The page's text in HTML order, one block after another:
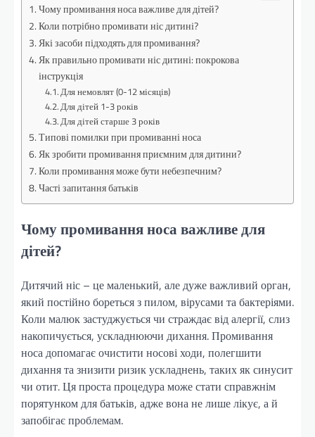
Чому промивання носа важливе для дітей?
Коли потрібно промивати ніс дитині?
Які засоби підходять для промивання?
Як правильно промивати ніс дитині: покрокова
інструкція
Для немовлят (0-12 місяців)
Для дітей 1-3 років
Для дітей старше 3 років
Типові помилки при промиванні носа
Як зробити промивання приємним для дитини?
Коли промивання може бути небезпечним?
Часті запитання батьків
Чому промивання носа важливе для
дітей?
Дитячий ніс – це маленький, але дуже важливий орган,
який постійно бореться з пилом, вірусами та бактеріями.
Коли малюк застуджується чи страждає від алергії, слиз
накопичується, ускладнюючи дихання. Промивання
носа допомагає очистити носові ходи, полегшити
дихання та знизити ризик ускладнень, таких як синусит
чи отит. Ця проста процедура може стати справжнім
порятунком для батьків, адже вона не лише лікує, а й
запобігає проблемам.